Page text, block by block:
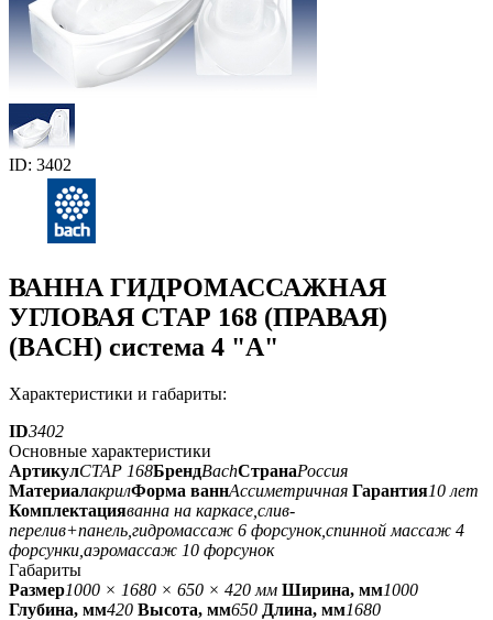
ID: 3402
ВАННА ГИДРОМАССАЖНАЯ
УГЛОВАЯ СТАР 168 (ПРАВАЯ)
(BACH) система 4 "А"
Характеристики и габариты:
ID3402
Основные характеристики
АртикулСТАР 168БрендBachСтранаРоссия
МатериалакрилФорма ваннАссиметричная Гарантия10 лет
Комплектацияванна на каркасе,слив-
перелив+панель,гидромассаж 6 форсунок,спинной массаж 4
форсунки,аэромассаж 10 форсунок
Габариты
Размер1000 × 1680 × 650 × 420 мм Ширина, мм1000
Глубина, мм420 Высота, мм650 Длина, мм1680